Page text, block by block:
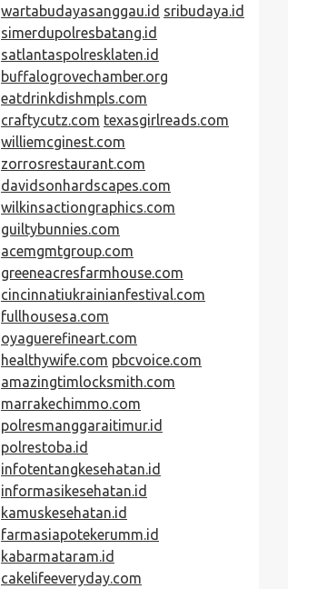
wartabudayasanggau.id sribudaya.id
simerdupolresbatang.id
satlantaspolresklaten.id
buffalogrovechamber.org
eatdrinkdishmpls.com
craftycutz.com texasgirlreads.com
williemcginest.com
zorrosrestaurant.com
davidsonhardscapes.com
wilkinsactiongraphics.com
guiltybunnies.com
acemgmtgroup.com
greeneacresfarmhouse.com
cincinnatiukrainianfestival.com
fullhousesa.com
oyaguerefineart.com
healthywife.com pbcvoice.com
amazingtimlocksmith.com
marrakechimmo.com
polresmanggaraitimur.id
polrestoba.id
infotentangkesehatan.id
informasikesehatan.id
kamuskesehatan.id
farmasiapotekerumm.id
kabarmataram.id
cakelifeeveryday.com